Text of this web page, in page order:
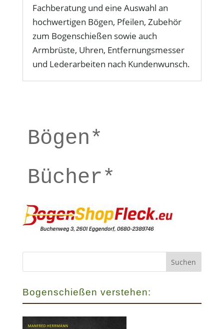
Fachberatung und eine Auswahl an
hochwertigen Bögen, Pfeilen, Zubehör
zum Bogenschießen sowie auch
Armbrüste, Uhren, Entfernungsmesser
und Lederarbeiten nach Kundenwunsch.
Bögen*
Bücher*
Bogenschießen verstehen: